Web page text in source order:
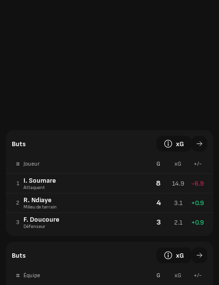
Buts xG
# Joueur G xG +/-
1 I. Soumare
Attaquant 8 14.9 -6.9
2 R. Ndiaye
Milieu de terrain 4 3.1 +0.9
3 F. Doucoure
Défenseur 3 2.1 +0.9
Buts xG
# Équipe G xG +/-